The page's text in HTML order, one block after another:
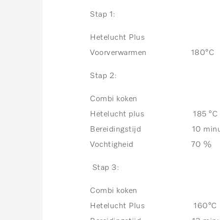
Stap 1:
Hetelucht Plus
Voorverwarmen 180°C
Stap 2:
Combi koken
Hetelucht plus 185 °C
Bereidingstijd 10
Vochtigheid 70 %
Stap 3:
Combi koken
Hetelucht Plus 160°C